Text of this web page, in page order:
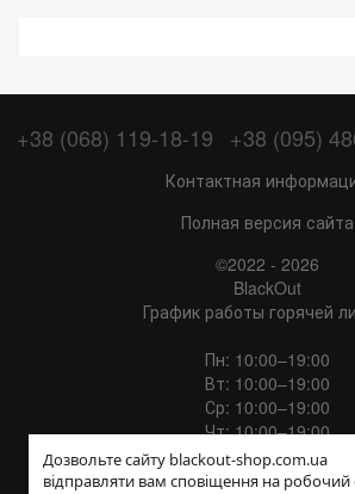
Дозвольте сайту blackout-shop.com.ua
відправляти вам сповіщення на робочий
+38 (068) 119-18-19 +38 (095)
Контактная
Полная версия сайта
©2022 - 2026
BlackOut
График работы горячей
Пн: 10:00–19:00
Вт: 10:00–19:00
Ср: 10:00–19:00
Чт: 10:00–19:00
Пт: 10:00–19:00
Сб: 12:00–18:00